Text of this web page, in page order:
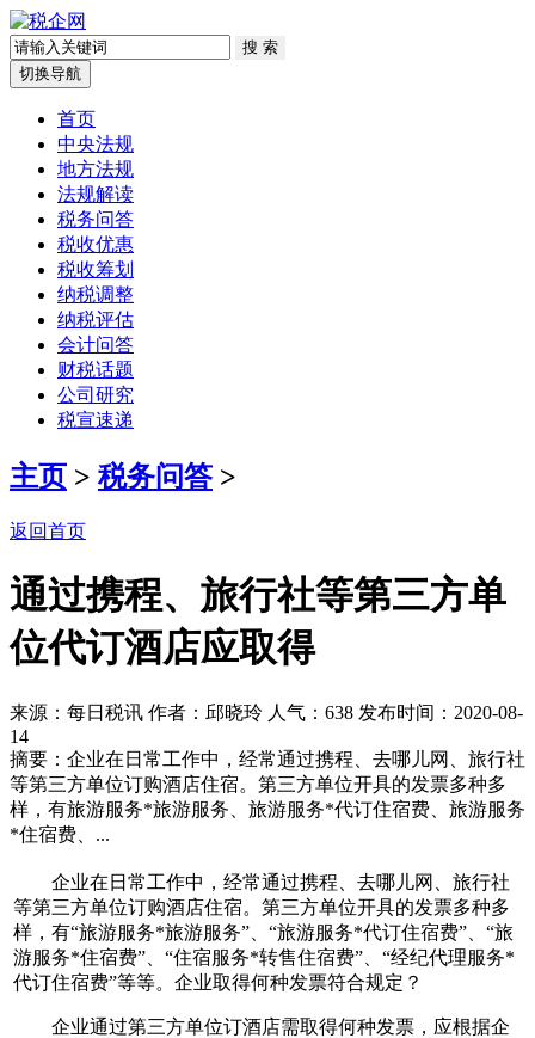
切换导航
首页
中央法规
地方法规
法规解读
税务问答
税收优惠
税收筹划
纳税调整
纳税评估
会计问答
财税话题
公司研究
税宣速递
主页 > 税务问答>
返回首页
通过携程、旅行社等第三方单
位代订酒店应取得
来源：每日税讯 作者：邱晓玲 人气： 638 发布时间：2020-08-
14
摘要：企业在日常工作中，经常通过携程、去哪儿网、旅行社
等第三方单位订购酒店住宿。第三方单位开具的发票多种多
样，有旅游服务*旅游服务、旅游服务*代订住宿费、旅游服务
*住宿费、...
企业在日常工作中，经常通过携程、去哪儿网、旅行社
等第三方单位订购酒店住宿。第三方单位开具的发票多种多
样，有“旅游服务*旅游服务”、“旅游服务*代订住宿费”、“旅
游服务*住宿费”、“住宿服务*转售住宿费”、“经纪代理服务*
代订住宿费”等等。企业取得何种发票符合规定？
企业通过第三方单位订酒店需取得何种发票，应根据企